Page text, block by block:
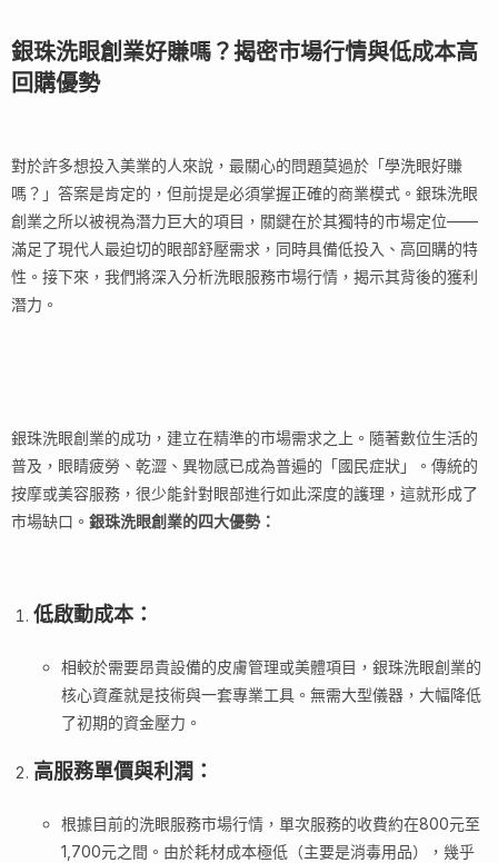
銀珠洗眼創業好賺嗎？揭密市場行情與低成本高
回購優勢
對於許多想投入美業的人來說，最關心的問題莫過於「學洗眼好賺
嗎？」答案是肯定的，但前提是必須掌握正確的商業模式。銀珠洗眼
創業之所以被視為潛力巨大的項目，關鍵在於其獨特的市場定位——
滿足了現代人最迫切的眼部舒壓需求，同時具備低投入、高回購的特
性。接下來，我們將深入分析洗眼服務市場行情，揭示其背後的獲利
潛力。
銀珠洗眼創業的成功，建立在精準的市場需求之上。隨著數位生活的
普及，眼睛疲勞、乾澀、異物感已成為普遍的「國民症狀」。傳統的
按摩或美容服務，很少能針對眼部進行如此深度的護理，這就形成了
市場缺口。 銀珠洗眼創業的四大優勢：
低啟動成本 ：
相較於需要昂貴設備的皮膚管理或美體項目，銀珠洗眼創業的
核心資產就是技術與一套專業工具。無需大型儀器，大幅降低
了初期的資金壓力。
高服務單價與利潤 ：
根據目前的洗眼服務市場行情，單次服務的收費約在800元至
1,700元之間。由於耗材成本極低（主要是消毒用品），幾乎